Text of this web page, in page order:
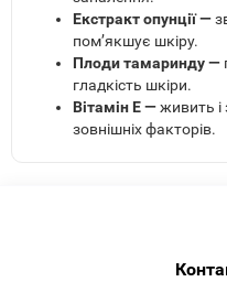
Екстракт опунції —
пом’якшує шкіру.
Плоди тамаринду —
гладкість шкіри.
Вітамін Е —живить і
зовнішніх факторів.